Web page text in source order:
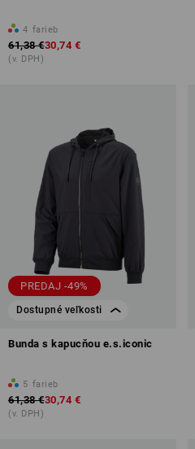
4 farieb
61,38 €30,74 €
(v. DPH)
PREDAJ -49%
Dostupné veľkosti
Bunda s kapucňou e.s.iconic
5 farieb
61,38 €30,74 €
(v. DPH)